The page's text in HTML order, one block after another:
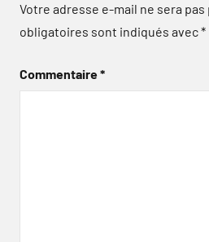
Votre adresse e-mail ne sera pas
obligatoires sont indiqués avec*
Commentaire*